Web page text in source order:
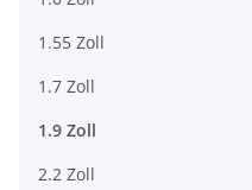
1.55 Zoll
1.7 Zoll
1.9 Zoll
2.2 Zoll